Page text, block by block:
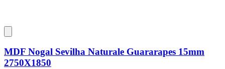
MDF Nogal Sevilha Naturale Guararapes 15mm
2750X1850